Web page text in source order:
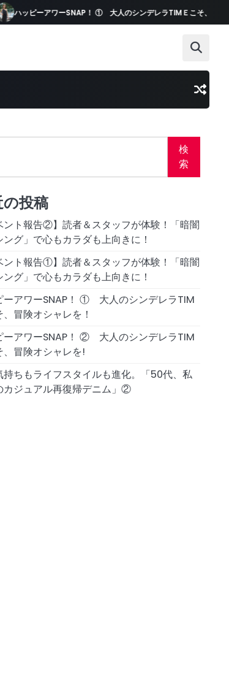
ッピーアワーSNAP！ ① 大人のシンデレラTIMＥこそ、冒険オ
検
索
の投稿
ント報告②】読者＆スタッフが体験！「暗闇
ング」で心もカラダも上向きに！
ント報告①】読者＆スタッフが体験！「暗闇
ング」で心もカラダも上向きに！
ーアワーSNAP！ ① 大人のシンデレラTIM
、冒険オシャレを！
ーアワーSNAP！ ② 大人のシンデレラTIM
、冒険オシャレを!
持ちもライフスタイルも進化。「50代、私
カジュアル再復帰デニム」②